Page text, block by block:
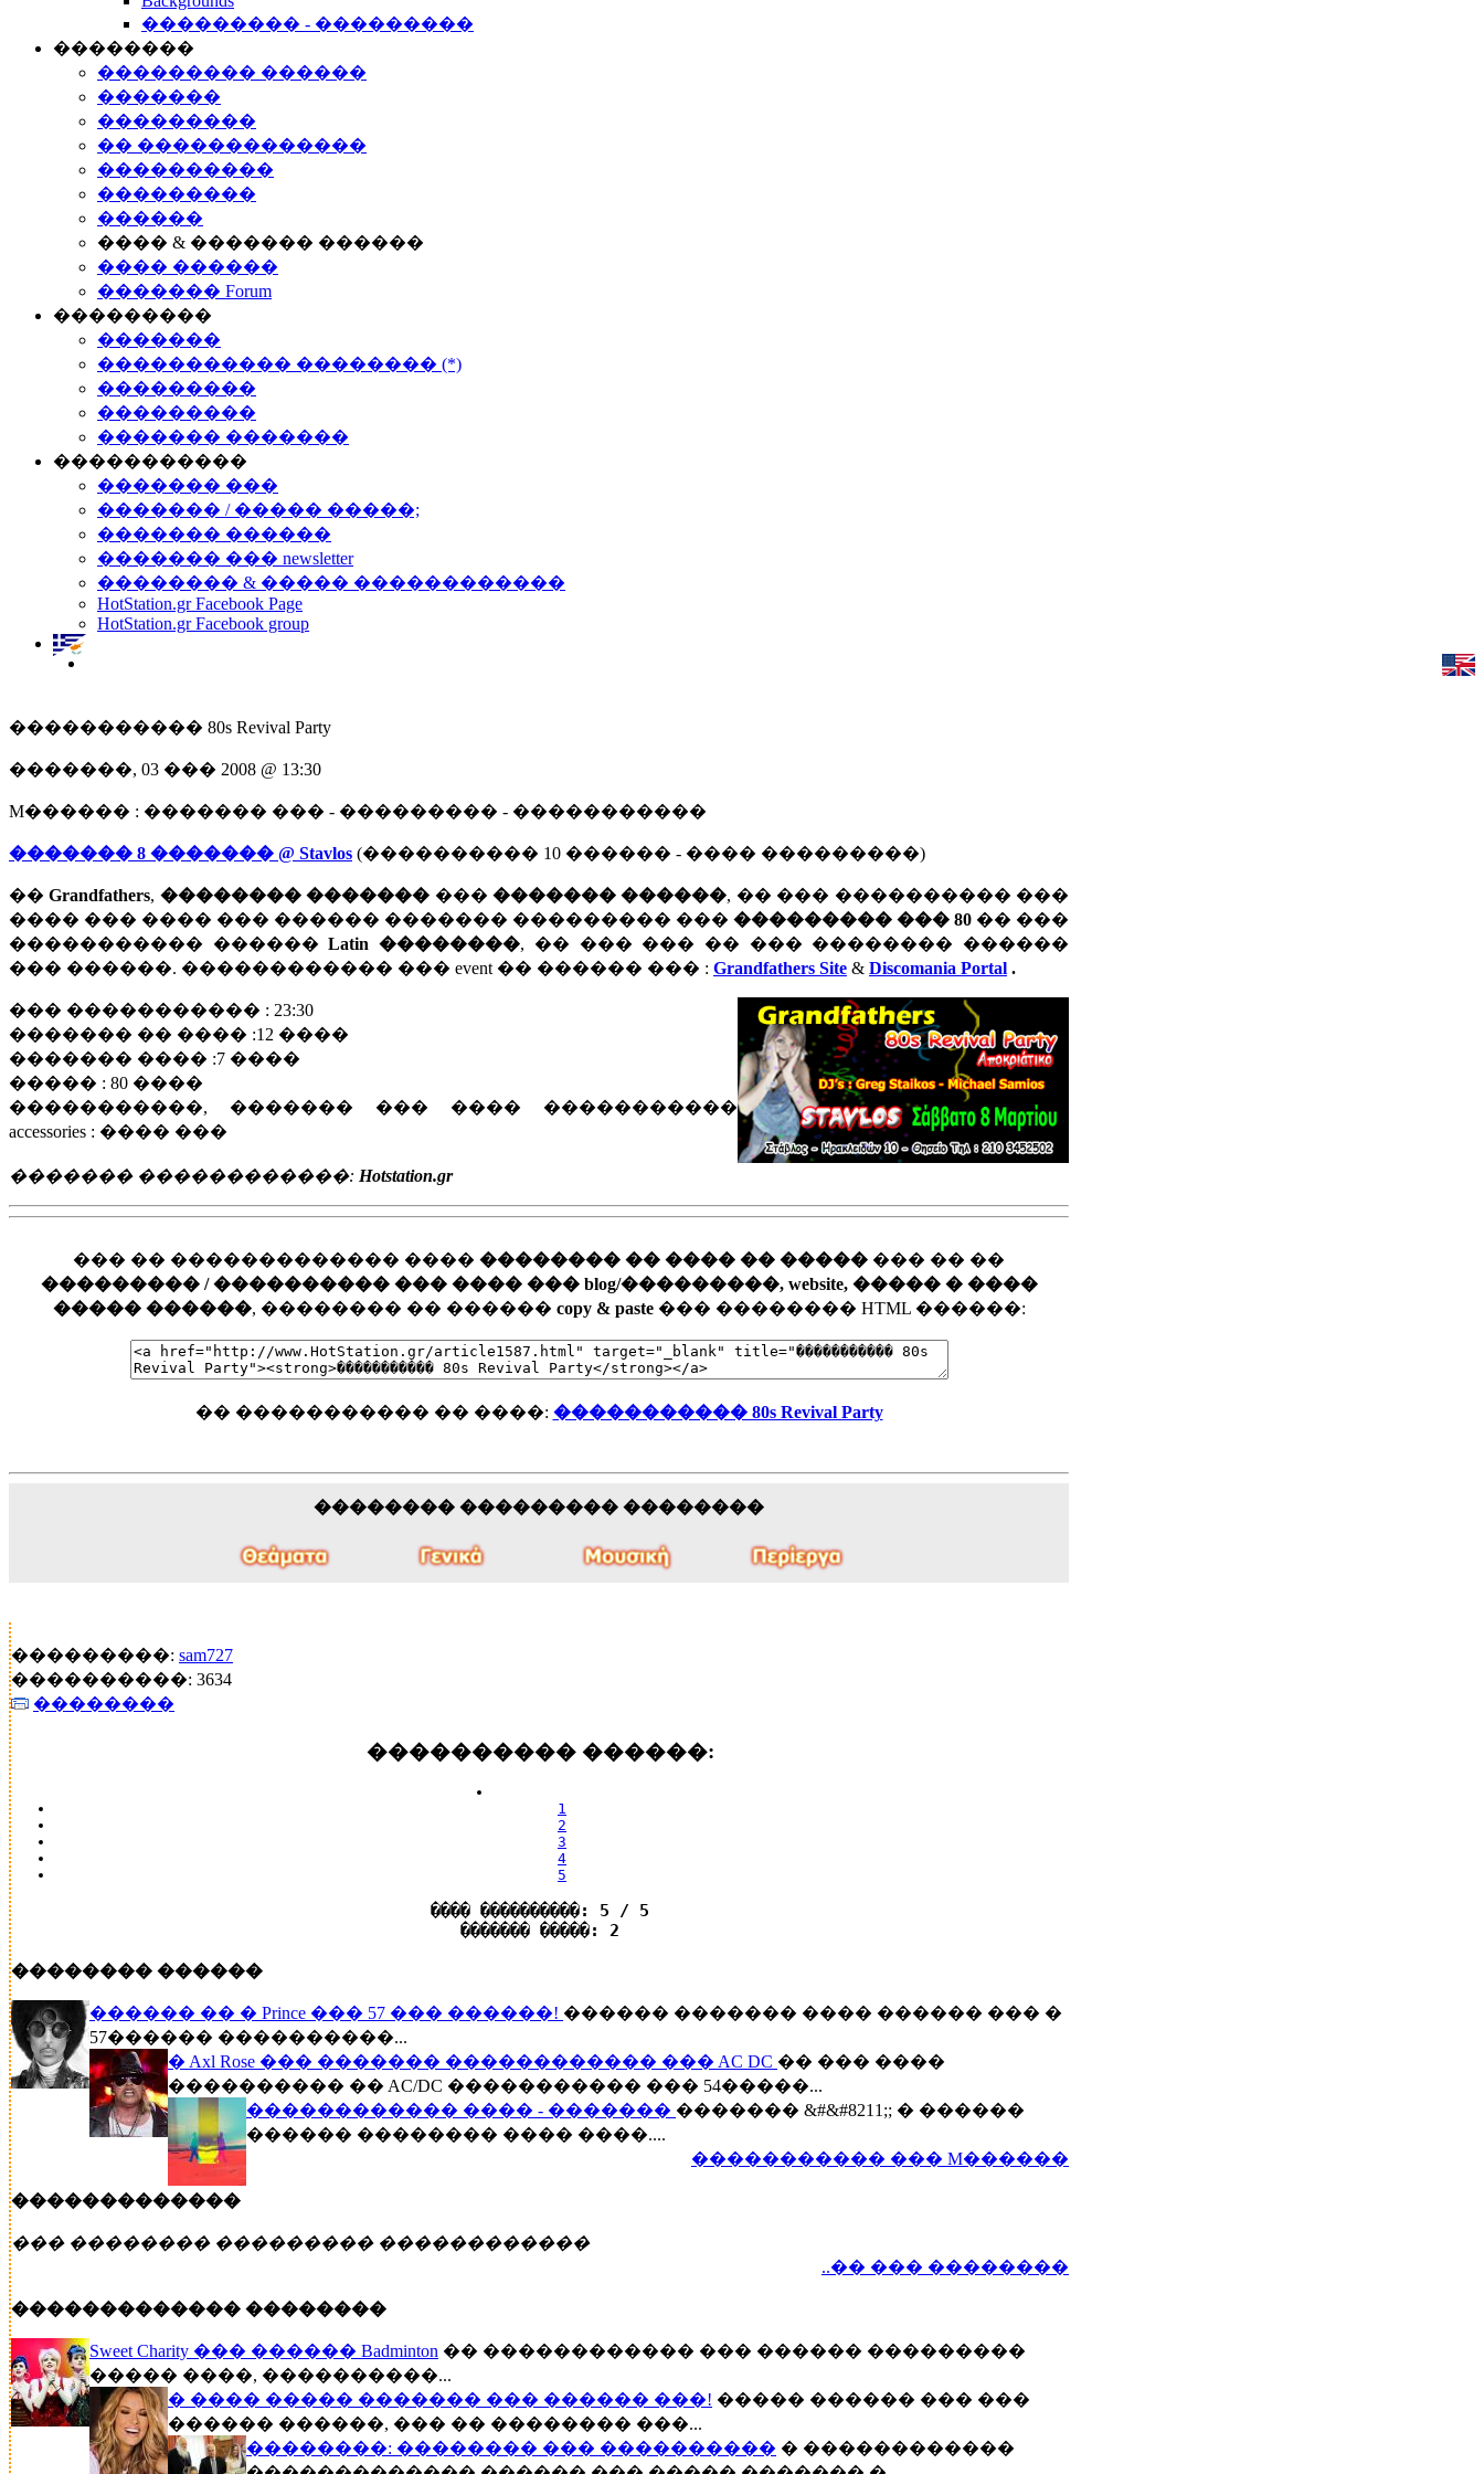
��������� - ���������
��������
��������� ������
�������
���������
�� �������������
����������
���������
������
���� & ������� ������
���� ������
������� Forum
���������
�������
����������� �������� (*)
���������
���������
������� �������
�����������
������� ���
������� / ����� �����;
������� ������
������� ��� newsletter
�������� & ����� ������������
HotStation.gr Facebook Page
HotStation.gr Facebook group
����������� 80s Revival Party
�������, 03 ��� 2008 @ 13:30
M������ : ������� ��� - ��������� - �����������
������� 8 ������� @ Stavlos (���������� 10 ������ - ���� ���������)
��Grandfathers, �������� ������� ���������� ������, �� ��� ���������� ���
���� ��� ���� ��� ������ ������� ��������� ��� ��������� ��� 80 �� ���
����������� ������Latin ��������, �� ��� ��� �� ��� �������� ������
��� ������. ������������ ��� event �� ������ ��� : Grandfathers Site & Discomania Portal .
��� ����������� : 23:30
������� �� ���� :12 ����
������� ���� :7 ����
����� : 80 ����
�����������, ������� ��� ���� �����������
accessories : ���� ���
������� ������������: Hotstation.gr
��� �� ������������� ���� �������� �� ���� �� ����� ��� �� ��
��������� / ���������� ��� ���� ��� blog/���������, website, ����� � ����
����� ������, �������� �� ������ copy & paste��� �������� HTML ������:
�� ����������� �� ����: ����������� 80s Revival Party
�������� ��������� ��������
���������: sam727
����������: 3634
��������
���������� ������:
1
2
3
4
5
���� ����������: 5 / 5
������� �����: 2
�������� ������
������ �� � Prince ��� 57 ��� ������! ������ ������� ���� ������ ��� �
57������ ����������...
� Axl Rose ��� ������� ������������ ��� AC DC �� ��� ����
���������� �� AC/DC ����������� ��� 54�����...
������������ ���� - ������� ������� &#&#8211;; � ������
������ �������� ���� ����....
����������� ��� M������
�������������
��� �������� ��������� ������������
..�� ��� ��������
������������� ��������
Sweet Charity ��� ������ Badminton �� ������������ ��� ������ ���������
����� ����, ����������...
� ���� ����� ������� ��� ������ ���! ����� ������ ��� ���
������ ������, ��� �� �������� ���...
��������: �������� ��� ���������� � ������������